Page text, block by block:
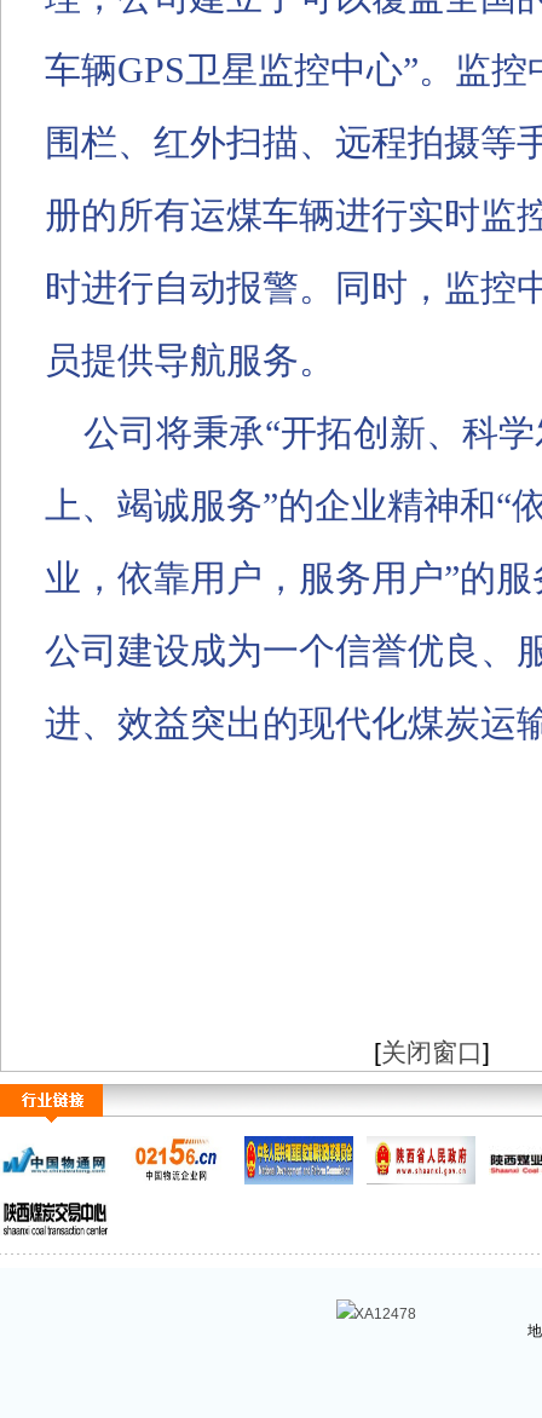
车辆GPS卫星监控中心”。监控
围栏、红外扫描、远程拍摄等
册的所有运煤车辆进行实时监
时进行自动报警。同时，监控
员提供导航服务。
公司将秉承“开拓创新、科
上、竭诚服务”的企业精神和“
业，依靠用户，服务用户”的
公司建设成为一个信誉优良、
进、效益突出的现代化煤炭运
[关闭窗口]
XA12478